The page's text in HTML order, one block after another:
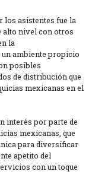
los asistentes fue la
alto nivel con otros
la
ambiente propicio
posibles
de distribución que
mexicanas en el
interés por parte de
mexicanas, que
para diversificar
apetito del
con un toque